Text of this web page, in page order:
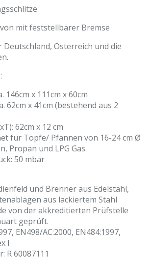
mit feststellbarer Bremse
Österreich und die
146cm x 111cm x 60cm
62cm x 41cm (bestehend aus 2
62cm x 12 cm
für Töpfe/ Pfannen von 16-24 cm Ø
Propan und LPG Gas
50 mbar
und Brenner aus Edelstahl,
aus lackiertem Stahl
von der akkreditierten Prüfstelle
geprüft.
EN498/AC:2000, EN484:1997,
I
R 60087111